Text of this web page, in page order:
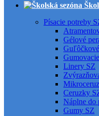
Písacie potreby
Gélové
Linery SZ
Ceruzky
Náplne do
Gumy SZ